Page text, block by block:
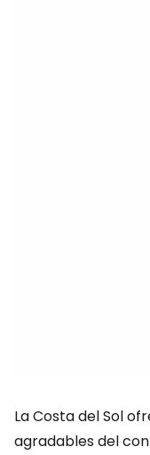
La Costa del Sol
agradables del